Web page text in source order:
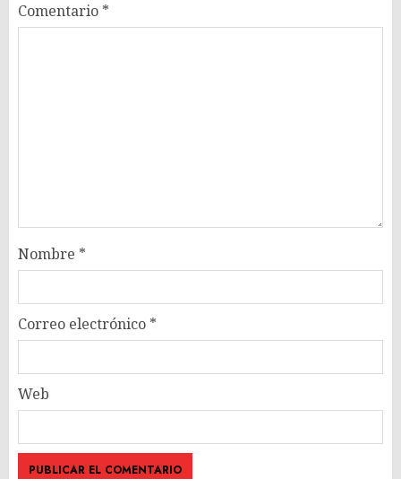
Comentario *
Nombre *
Correo electrónico *
Web